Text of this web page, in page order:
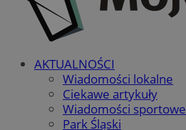
AKTUALNOŚCI
Wiadomości lokalne
Ciekawe artykuły
Wiadomości sportowe
Park Śląski